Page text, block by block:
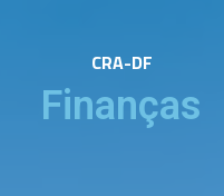
CRA-DF
Finanças